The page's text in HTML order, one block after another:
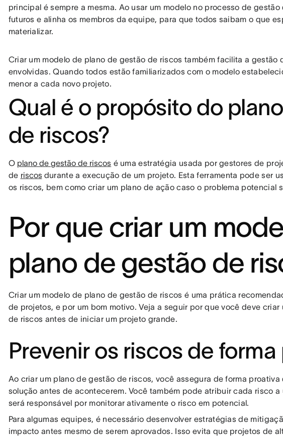
principal é sempre a mesma. Ao usar um modelo no processo de
futuros e alinha os membros da equipe, para que todos saibam o que
materializar.
Criar um modelo de plano de gestão de riscos também facilita a gestão
envolvidas. Quando todos estão familiarizados com o modelo
menor a cada novo projeto.
Qual é o propósito do
de riscos?
O plano de gestão de riscos é uma estratégia usada por gestores de
de riscos durante a execução de um projeto. Esta ferramenta pode ser
os riscos, bem como criar um plano de ação caso o problema potencial
Por que criar um
plano de gestão de
Criar um modelo de plano de gestão de riscos é uma prática
de projetos, e por um bom motivo. Veja a seguir por que você deve
de riscos antes de iniciar um projeto grande.
Prevenir os riscos de
Ao criar um plano de gestão de riscos, você assegura de forma
solução antes de acontecerem. Você também pode atribuir cada risco
será responsável por monitorar ativamente o risco em potencial.
Para algumas equipes, é necessário desenvolver estratégias de
impacto antes mesmo de serem aprovados. Isso evita que projetos de